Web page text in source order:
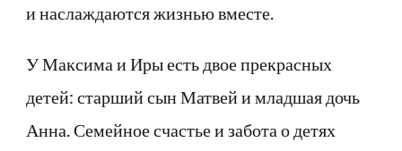
и наслаждаются жизнью вместе.
У Максима и Иры есть двое прекрасных
детей: старший сын Матвей и младшая дочь
Анна. Семейное счастье и забота о детях